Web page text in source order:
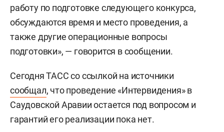
работу по подготовке следующего конкурса,
обсуждаются время и место проведения, а
также другие операционные вопросы
подготовки», — говорится в сообщении.
Сегодня ТАСС со ссылкой на источники
сообщал, что проведение «Интервидения» в
Саудовской Аравии остается под вопросом и
гарантий его реализации пока нет.